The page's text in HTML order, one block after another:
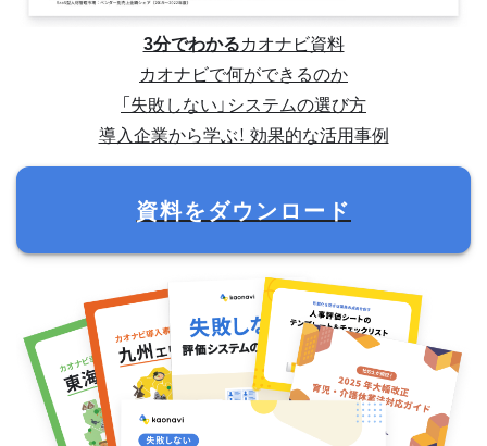
3分でわかるカオナビ資料
カオナビで何ができるのか
「失敗しない」システムの選び方
導入企業から学ぶ！ 効果的な活用事例
資料をダウンロード